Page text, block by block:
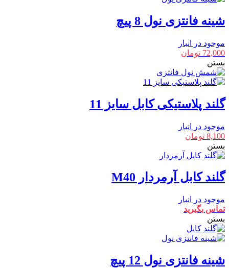
شینه فانتزی نول 8 پیچ
موجود در انبار
72,000 تومان
بستن
گلند پلاستیکی کابل سایز 11
موجود در انبار
8,100 تومان
بستن
گلند کابل آرمردار M40
موجود در انبار
تماس بگیرید
بستن
شینه فانتزی نول 12 پیچ